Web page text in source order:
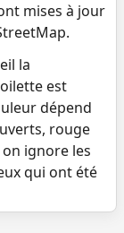
mises à jour
la
est
dépend
rouge
ignore les
qui ont été